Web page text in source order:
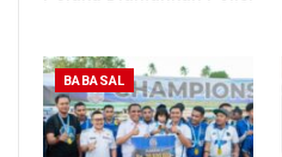
BABASAL